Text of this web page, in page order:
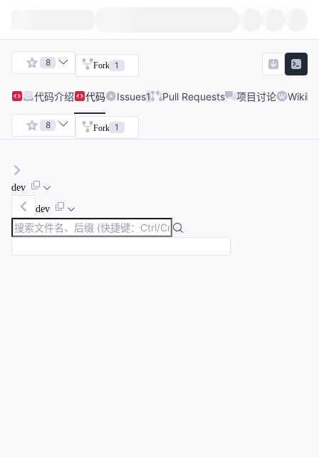
8 Fork 1
代码介绍 代码 Issues1 Pull Requests 项目讨论 Wiki
8 Fork 1
dev
dev